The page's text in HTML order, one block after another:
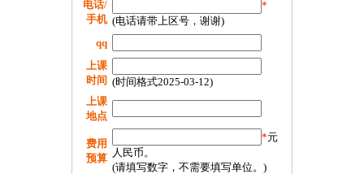
电话/
手机
*
(电话请带上区号，谢谢)
qq
上课
时间 (时间格式2025-03-12)
上课
地点
费用
预算
*元
人民币。
(请填写数字，不需要填写单位。)